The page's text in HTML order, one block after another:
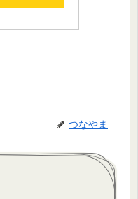
つなやま